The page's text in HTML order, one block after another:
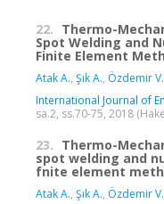
22. Thermo-
Spot Welding and
Finite Element
Atak A., Şık A., Özdemir V.
International Journal of
sa.2, ss.70-75, 2018
23. Thermo-
spot welding and
fnite element
Atak A., Şık A., Özdemir V.